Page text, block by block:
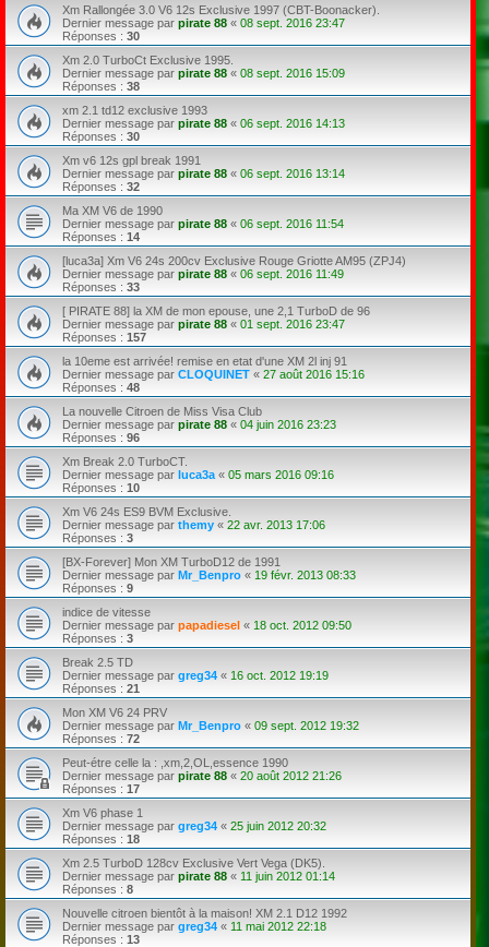
Xm Rallongée 3.0 V6 12s Exclusive 1997 (CBT-Boonacker).
Dernier message par pirate 88 « 08 sept. 2016 23:47
Réponses : 30
Xm 2.0 TurboCt Exclusive 1995.
Dernier message par pirate 88 « 08 sept. 2016 15:09
Réponses : 38
xm 2.1 td12 exclusive 1993
Dernier message par pirate 88 « 06 sept. 2016 14:13
Réponses : 30
Xm v6 12s gpl break 1991
Dernier message par pirate 88 « 06 sept. 2016 13:14
Réponses : 32
Ma XM V6 de 1990
Dernier message par pirate 88 « 06 sept. 2016 11:54
Réponses : 14
[luca3a] Xm V6 24s 200cv Exclusive Rouge Griotte AM95 (ZPJ4)
Dernier message par pirate 88 « 06 sept. 2016 11:49
Réponses : 33
[ PIRATE 88] la XM de mon epouse, une 2,1 TurboD de 96
Dernier message par pirate 88 « 01 sept. 2016 23:47
Réponses : 157
la 10eme est arrivée! remise en etat d'une XM 2l inj 91
Dernier message par CLOQUINET « 27 août 2016 15:16
Réponses : 48
La nouvelle Citroen de Miss Visa Club
Dernier message par pirate 88 « 04 juin 2016 23:23
Réponses : 96
Xm Break 2.0 TurboCT.
Dernier message par luca3a « 05 mars 2016 09:16
Réponses : 10
Xm V6 24s ES9 BVM Exclusive.
Dernier message par themy « 22 avr. 2013 17:06
Réponses : 3
[BX-Forever] Mon XM TurboD12 de 1991
Dernier message par Mr_Benpro « 19 févr. 2013 08:33
Réponses : 9
indice de vitesse
Dernier message par papadiesel « 18 oct. 2012 09:50
Réponses : 3
Break 2.5 TD
Dernier message par greg34 « 16 oct. 2012 19:19
Réponses : 21
Mon XM V6 24 PRV
Dernier message par Mr_Benpro « 09 sept. 2012 19:32
Réponses : 72
Peut-étre celle la : ,xm,2,OL,essence 1990
Dernier message par pirate 88 « 20 août 2012 21:26
Réponses : 17
Xm V6 phase 1
Dernier message par greg34 « 25 juin 2012 20:32
Réponses : 18
Xm 2.5 TurboD 128cv Exclusive Vert Vega (DK5).
Dernier message par pirate 88 « 11 juin 2012 01:14
Réponses : 8
Nouvelle citroen bientôt à la maison! XM 2.1 D12 1992
Dernier message par greg34 « 11 mai 2012 22:18
Réponses : 13